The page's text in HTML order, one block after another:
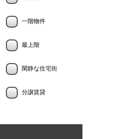
一階物件
最上階
閑静な住宅街
分譲賃貸